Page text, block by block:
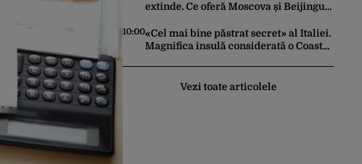
extinde. Ce oferă Moscova și Beijingul
„jocului”
10:00«Cel mai bine păstrat secret» al Italiei.
Magnifica insulă considerată o Coasta
Vezi toate articolele